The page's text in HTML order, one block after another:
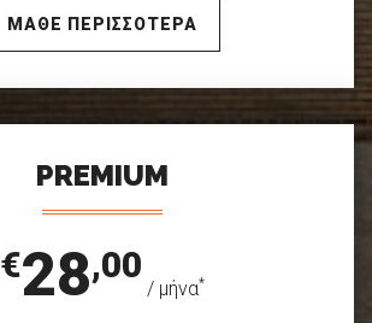
ΜΑΘΕ ΠΕΡΙΣΣΟΤΕΡΑ
PREMIUM
€28,00
/ μήνα*